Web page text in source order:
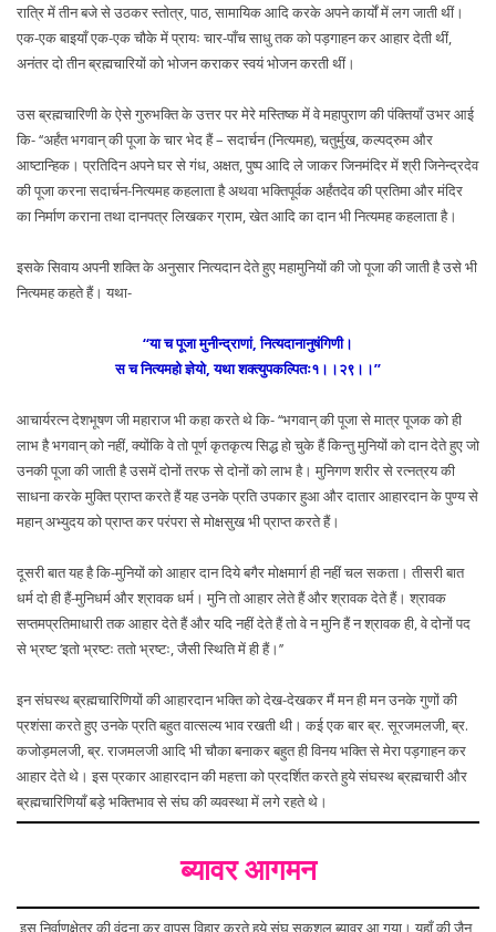
रात्रि में तीन बजे से उठकर स्तोत्र, पाठ, सामायिक आदि करके अपने कार्यों में लग जाती थीं।
एक-एक बाइयाँ एक-एक चौके में प्रायः चार-पाँच साधु तक को पड़गाहन कर आहार देती थीं,
अनंतर दो तीन ब्रह्मचारियों को भोजन कराकर स्वयं भोजन करती थीं।
उस ब्रह्मचारिणी के ऐसे गुरुभक्ति के उत्तर पर मेरे मस्तिष्क में वे महापुराण की पंक्तियाँ उभर आई
कि- ‘‘अर्हंत भगवान् की पूजा के चार भेद हैं – सदार्चन (नित्यमह), चतुर्मुख, कल्पद्रुम और
आष्टान्हिक। प्रतिदिन अपने घर से गंध, अक्षत, पुष्प आदि ले जाकर जिनमंदिर में श्री जिनेन्द्रदेव
की पूजा करना सदार्चन-नित्यमह कहलाता है अथवा भक्तिपूर्वक अर्हंतदेव की प्रतिमा और मंदिर
का निर्माण कराना तथा दानपत्र लिखकर ग्राम, खेत आदि का दान भी नित्यमह कहलाता है।
इसके सिवाय अपनी शक्ति के अनुसार नित्यदान देते हुए महामुनियों की जो पूजा की जाती है उसे भी
नित्यमह कहते हैं। यथा-
‘‘या च पूजा मुनीन्द्राणां, नित्यदानानुषंगिणी।
स च नित्यमहो ज्ञेयो, यथा शक्त्युपकल्पितः१।।२९।।’’
आचार्यरत्न देशभूषण जी महाराज भी कहा करते थे कि- ‘‘भगवान् की पूजा से मात्र पूजक को ही
लाभ है भगवान् को नहीं, क्योंकि वे तो पूर्ण कृतकृत्य सिद्ध हो चुके हैं किन्तु मुनियों को दान देते हुए जो
उनकी पूजा की जाती है उसमें दोनों तरफ से दोनों को लाभ है। मुनिगण शरीर से रत्नत्रय की
साधना करके मुक्ति प्राप्त करते हैं यह उनके प्रति उपकार हुआ और दातार आहारदान के पुण्य से
महान् अभ्युदय को प्राप्त कर परंपरा से मोक्षसुख भी प्राप्त करते हैं।
दूसरी बात यह है कि-मुनियों को आहार दान दिये बगैर मोक्षमार्ग ही नहीं चल सकता। तीसरी बात
धर्म दो ही हैं-मुनिधर्म और श्रावक धर्म। मुनि तो आहार लेते हैं और श्रावक देते हैं। श्रावक
सप्तमप्रतिमाधारी तक आहार देते हैं और यदि नहीं देते हैं तो वे न मुनि हैं न श्रावक ही, वे दोनों पद
से भ्रष्ट ‘इतो भ्रष्टः ततो भ्रष्टः, जैसी स्थिति में ही हैं।’’
इन संघस्थ ब्रह्मचारिणियों की आहारदान भक्ति को देख-देखकर मैं मन ही मन उनके गुणों की
प्रशंसा करते हुए उनके प्रति बहुत वात्सल्य भाव रखती थी। कई एक बार ब्र. सूरजमलजी, ब्र.
कजोड़मलजी, ब्र. राजमलजी आदि भी चौका बनाकर बहुत ही विनय भक्ति से मेरा पड़गाहन कर
आहार देते थे। इस प्रकार आहारदान की महत्ता को प्रदर्शित करते हुये संघस्थ ब्रह्मचारी और
ब्रह्मचारिणियाँ बड़े भक्तिभाव से संघ की व्यवस्था में लगे रहते थे।
ब्यावर आगमन
इस निर्वाणक्षेत्र की वंदना कर वापस विहार करते हुये संघ सकुशल ब्यावर आ गया। यहाँ की जैन